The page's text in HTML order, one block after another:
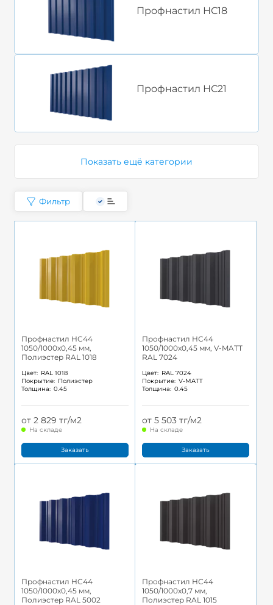
Профнастил НС18
Профнастил НС21
Показать ещё категории
Фильтр
Профнастил НС44
1050/1000x0,45 мм,
Полиэстер RAL 1018
Цвет: RAL 1018
Покрытие: Полиэстер
Толщина: 0.45
от 2 829 тг/м2
На складе
Заказать
Профнастил НС44
1050/1000x0,45 мм, V-MATT
RAL 7024
Цвет: RAL 7024
Покрытие: V-MATT
Толщина: 0.45
от 5 503 тг/м2
На складе
Заказать
Профнастил НС44
1050/1000x0,45 мм,
Полиэстер RAL 5002
Профнастил НС44
1050/1000x0,7 мм,
Полиэстер RAL 1015